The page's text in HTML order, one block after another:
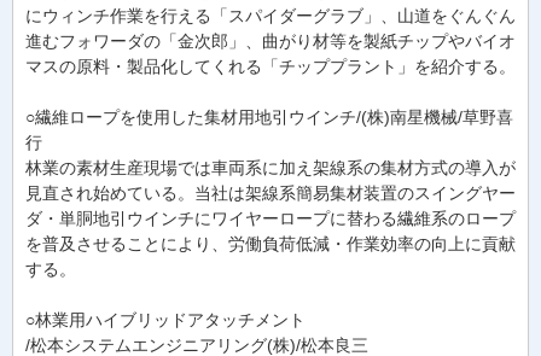
にウィンチ作業を行える「スパイダーグラブ」、山道をぐんぐん
進むフォワーダの「金次郎」、曲がり材等を製紙チップやバイオ
マスの原料・製品化してくれる「チッププラント」を紹介する。
○繊維ロープを使用した集材用地引ウインチ/(株)南星機械/草野喜
行
林業の素材生産現場では車両系に加え架線系の集材方式の導入が
見直され始めている。当社は架線系簡易集材装置のスイングヤー
ダ・単胴地引ウインチにワイヤーロープに替わる繊維系のロープ
を普及させることにより、労働負荷低減・作業効率の向上に貢献
する。
○林業用ハイブリッドアタッチメント
/松本システムエンジニアリング(株)/松本良三